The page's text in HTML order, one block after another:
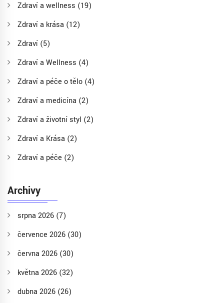
Zdraví a wellness (19)
Zdraví a krása (12)
Zdraví (5)
Zdraví a Wellness (4)
Zdraví a péče o tělo (4)
Zdraví a medicína (2)
Zdraví a životní styl (2)
Zdraví a Krása (2)
Zdraví a péče (2)
Archivy
srpna 2026 (7)
července 2026 (30)
června 2026 (30)
května 2026 (32)
dubna 2026 (26)